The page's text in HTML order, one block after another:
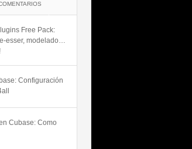
Free Pack:
esser, modelado…
Configuración
Cubase: Como